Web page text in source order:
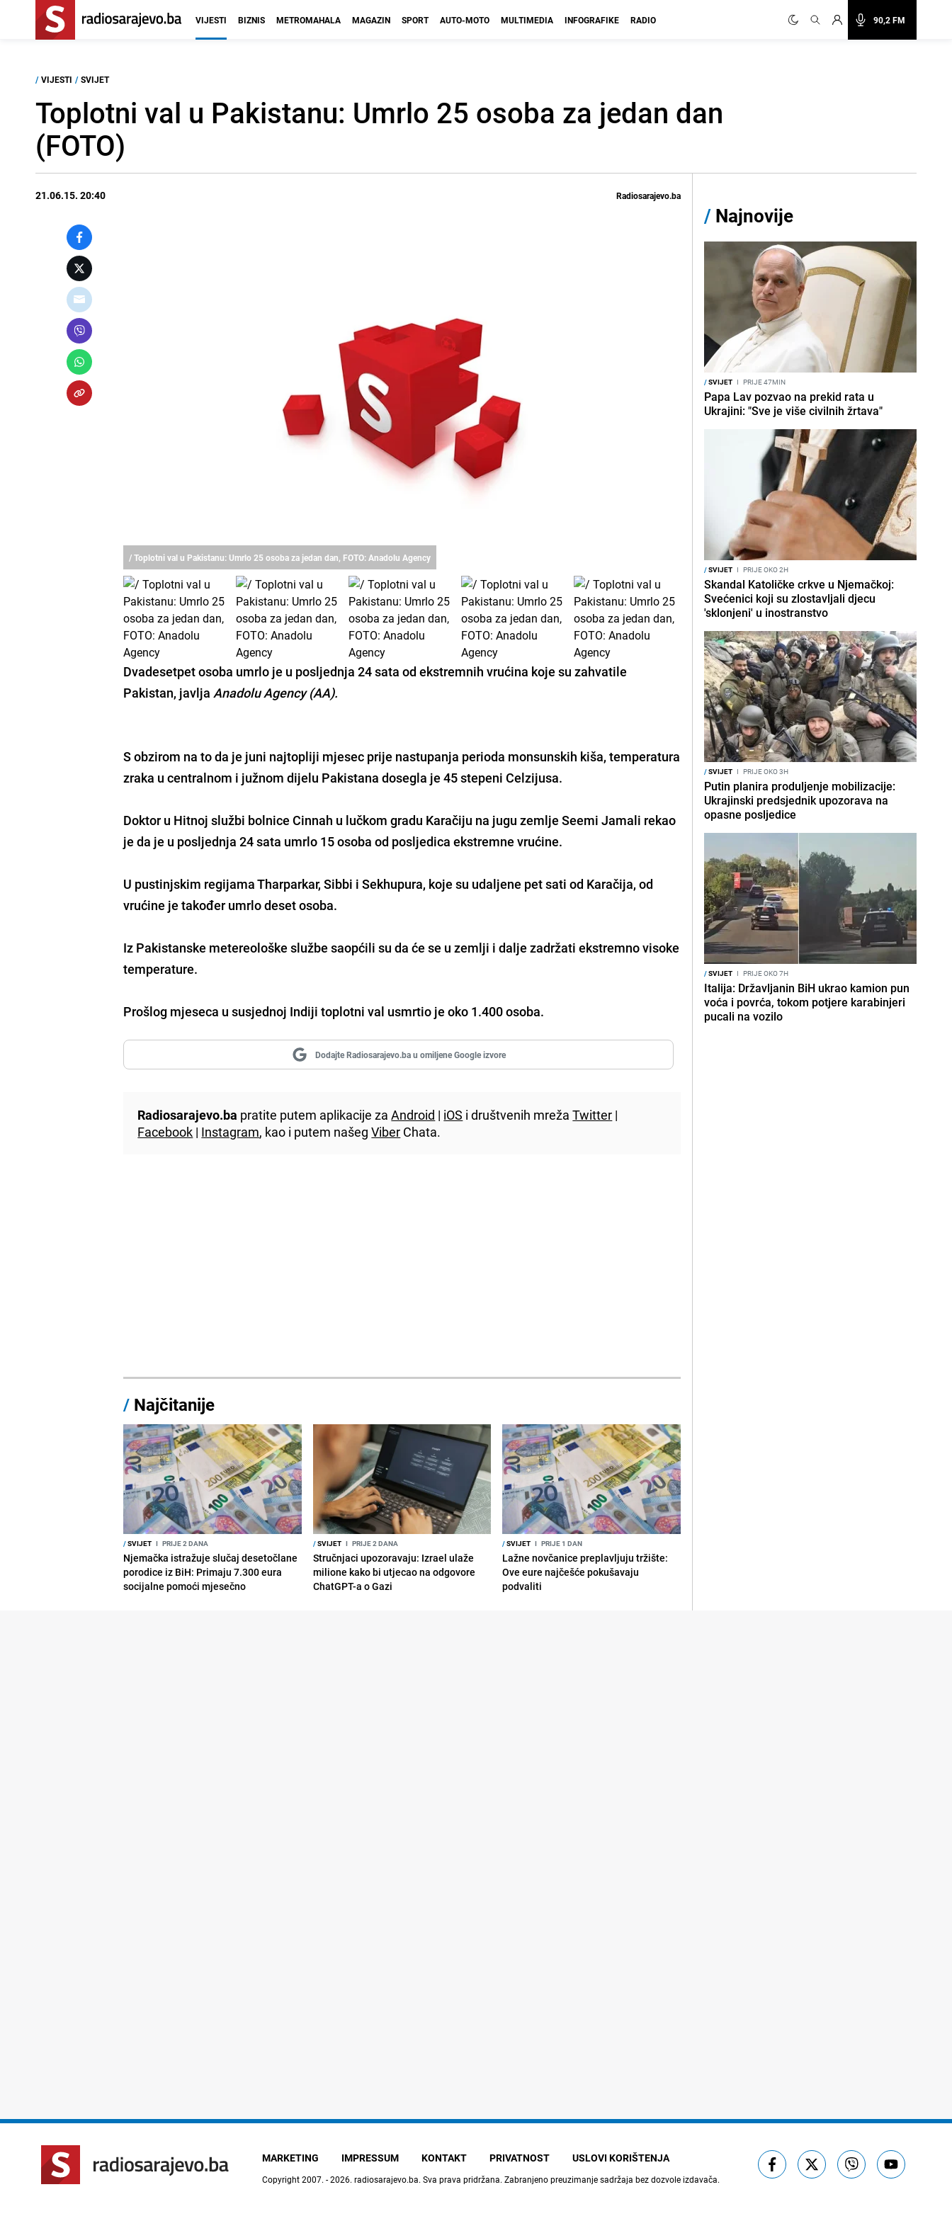
90,2 FM
VIJESTI BIZNIS METROMAHALA MAGAZIN SPORT AUTO-MOTO MULTIMEDIA INFOGRAFIKE RADIO
/ VIJESTI / SVIJET
Toplotni val u Pakistanu: Umrlo 25 osoba za jedan dan
(FOTO)
21.06.15. 20:40 Radiosarajevo.ba
/ Toplotni val u Pakistanu: Umrlo 25 osoba za jedan dan, FOTO: Anadolu Agency
Dvadesetpet osoba umrlo je u posljednja 24 sata od ekstremnih vrućina koje su zahvatile
Pakistan, javlja Anadolu Agency (AA).
S obzirom na to da je juni najtopliji mjesec prije nastupanja perioda monsunskih kiša, temperatura
zraka u centralnom i južnom dijelu Pakistana dosegla je45 stepeni Celzijusa.
Doktor u Hitnoj službi bolnice Cinnah u lučkom gradu Karačiju na jugu zemljeSeemi Jamali rekao
je da je u posljednja 24 sata umrlo 15 osoba od posljedica ekstremne vrućine.
U pustinjskim regijama Tharparkar, Sibbi i Sekhupura, koje su udaljene pet sati od Karačija, od
vrućine je također umrlo deset osoba.
Iz Pakistanske metereološke službe saopćili su da će se u zemlji i dalje zadržati ekstremno visoke
temperature.
Prošlog mjeseca u susjednoj Indiji toplotni val usmrtio je oko 1.400 osoba.
Dodajte Radiosarajevo.ba u omiljene Google izvore
Radiosarajevo.ba pratite putem aplikacije zaAndroid | iOS i društvenih mrežaTwitter |
Facebook | Instagram, kao i putem našegViber Chata.
/ Najčitanije
/SVIJET I PRIJE 2 DANA
Njemačka istražuje slučaj desetočlane
porodice iz BiH: Primaju 7.300 eura
socijalne pomoći mjesečno
/SVIJET I PRIJE 2 DANA
Stručnjaci upozoravaju: Izrael ulaže
milione kako bi utjecao na odgovore
ChatGPT-a o Gazi
/SVIJET I PRIJE 1 DAN
Lažne novčanice preplavljuju tržište:
Ove eure najčešće pokušavaju
podvaliti
/ Najnovije
/SVIJET I PRIJE 47MIN
Papa Lav pozvao na prekid rata u
Ukrajini: "Sve je više civilnih žrtava"
/SVIJET I PRIJE OKO 2H
Skandal Katoličke crkve u Njemačkoj:
Svećenici koji su zlostavljali djecu
'sklonjeni' u inostranstvo
/SVIJET I PRIJE OKO 3H
Putin planira produljenje mobilizacije:
Ukrajinski predsjednik upozorava na
opasne posljedice
/SVIJET I PRIJE OKO 7H
Italija: Državljanin BiH ukrao kamion pun
voća i povrća, tokom potjere karabinjeri
pucali na vozilo
MARKETING IMPRESSUM KONTAKT PRIVATNOST USLOVI KORIŠTENJA
Copyright 2007. - 2026. radiosarajevo.ba. Sva prava pridržana. Zabranjeno preuzimanje sadržaja bez dozvole izdavača.